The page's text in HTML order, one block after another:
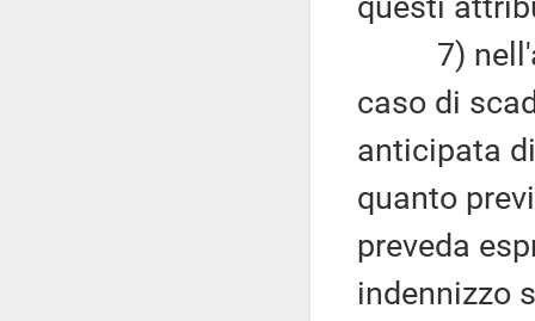
7)
caso di
anticipata
quanto
preveda
indennizzo